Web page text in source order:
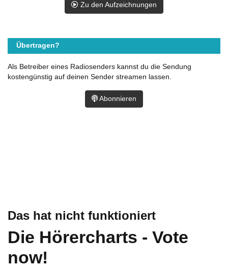
Das hat nicht funktioniert
Die Hörercharts - Vote
now!
Zu den Aufzeichnungen
Übertragen?
Als Betreiber eines Radiosenders kannst du die Sendung
kostengünstig auf deinen Sender streamen lassen.
Abonnieren